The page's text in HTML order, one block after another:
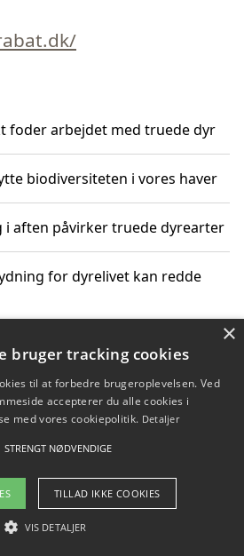
foder arbejdet med truede dyr
biodiversiteten i vores haver
i aften påvirker truede dyrearter
for dyrelivet kan redde
unge voksne støtte bevarelsen
2026 - Pilanto Aps
Blog Betingelser
×
bruger tracking cookies
til at forbedre brugeroplevelsen. Ved
accepterer du alle cookies i
med vores cookiepolitik. Detaljer
STRENGT NØDVENDIGE
TILLAD IKKE COOKIES
VIS DETALJER